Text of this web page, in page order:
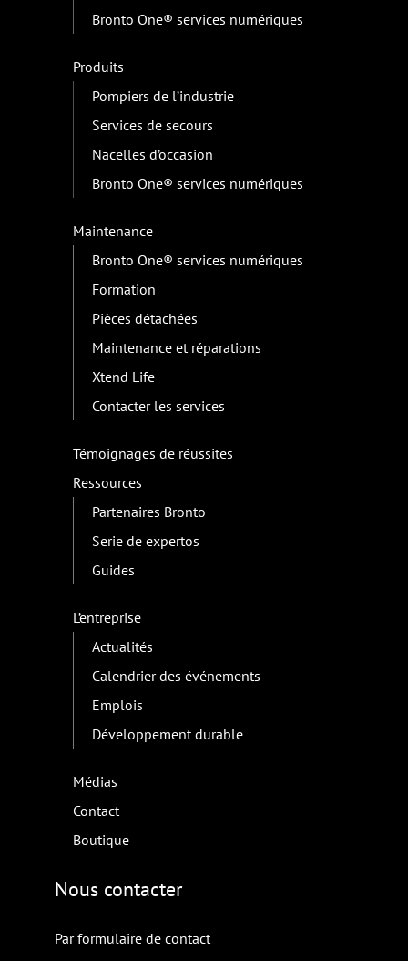
Bronto One® services numériques
Produits
Pompiers de l’industrie
Services de secours
Nacelles d’occasion
Bronto One® services numériques
Maintenance
Bronto One® services numériques
Formation
Pièces détachées
Maintenance et réparations
Xtend Life
Contacter les services
Témoignages de réussites
Ressources
Partenaires Bronto
Serie de expertos
Guides
L’entreprise
Actualités
Calendrier des événements
Emplois
Développement durable
Médias
Contact
Boutique
Nous contacter
Par formulaire de contact